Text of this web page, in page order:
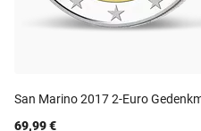
San Marino 2017 2-Euro
69,99 €